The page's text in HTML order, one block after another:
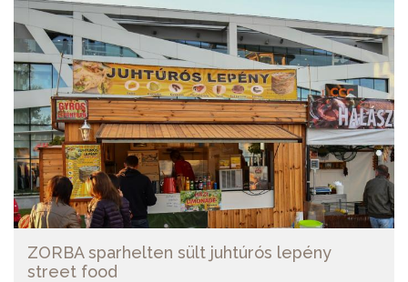
ZORBA sparhelten sült juhtúrós lepény
street food